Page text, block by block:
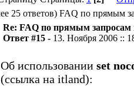
FAQ по прямым
Re: FAQ по прямым
Ответ #15 - 13. Ноября 2006 ::
Об использовании set
(ссылка на itland):